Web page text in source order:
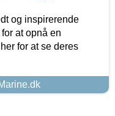
og inspirerende
at opnå en
for at se deres